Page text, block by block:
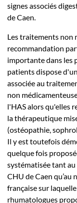
signes associés
de Caen.
Les traitements non
recommandation
importante dans les
patients dispose
associée au
non
l'HAS alors qu'elles
la thérapeutique
(ostéopathie,
Il y est toutefois
quelque fois
systématisée tant
CHU de Caen qu’au
française sur
rhumatologues